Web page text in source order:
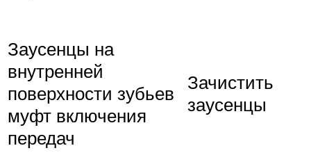
Заусенцы на
внутренней
поверхности зубьев
муфт включения
передач
Зачистить
заусенцы